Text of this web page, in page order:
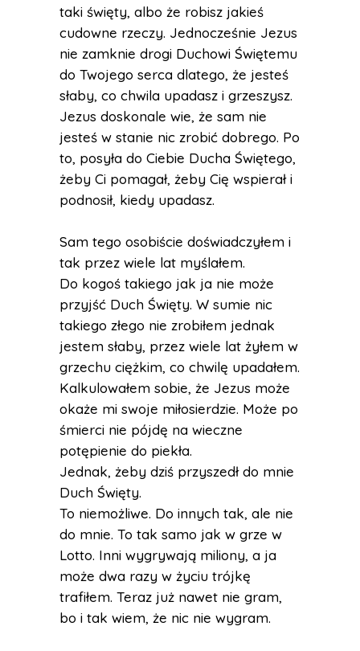
taki święty, albo że robisz jakieś
cudowne rzeczy. Jednocześnie Jezus
nie zamknie drogi Duchowi Świętemu
do Twojego serca dlatego, że jesteś
słaby, co chwila upadasz i grzeszysz.
Jezus doskonale wie, że sam nie
jesteś w stanie nic zrobić dobrego. Po
to, posyła do Ciebie Ducha Świętego,
żeby Ci pomagał, żeby Cię wspierał i
podnosił, kiedy upadasz.
Sam tego osobiście doświadczyłem i
tak przez wiele lat myślałem.
Do kogoś takiego jak ja nie może
przyjść Duch Święty. W sumie nic
takiego złego nie zrobiłem jednak
jestem słaby, przez wiele lat żyłem w
grzechu ciężkim, co chwilę upadałem.
Kalkulowałem sobie, że Jezus może
okaże mi swoje miłosierdzie. Może po
śmierci nie pójdę na wieczne
potępienie do piekła.
Jednak, żeby dziś przyszedł do mnie
Duch Święty.
To niemożliwe. Do innych tak, ale nie
do mnie. To tak samo jak w grze w
Lotto. Inni wygrywają miliony, a ja
może dwa razy w życiu trójkę
trafiłem. Teraz już nawet nie gram,
bo i tak wiem, że nic nie wygram.